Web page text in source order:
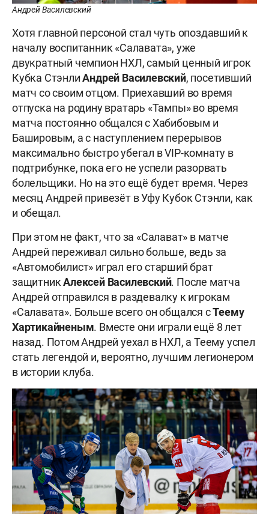
Андрей Василевский
Хотя главной персоной стал чуть опоздавший к
началу воспитанник «Салавата», уже
двукратный чемпион НХЛ, самый ценный игрок
Кубка СтэнлиАндрей Василевский, посетивший
матч со своим отцом. Приехавший во время
отпуска на родину вратарь «Тампы» во время
матча постоянно общался с Хабибовым и
Башировым, а с наступлением перерывов
максимально быстро убегал в VIP-комнату в
подтрибунке, пока его не успели разорвать
болельщики. Но на это ещё будет время. Через
месяц Андрей привезёт в Уфу Кубок Стэнли, как
и обещал.
При этом не факт, что за «Салават» в матче
Андрей переживал сильно больше, ведь за
«Автомобилист» играл его старший брат
защитникАлексей Василевский. После матча
Андрей отправился в раздевалку к игрокам
«Салавата». Больше всего он общался сТеему
Хартикайненым. Вместе они играли ещё 8 лет
назад. Потом Андрей уехал в НХЛ, а Теему успел
стать легендой и, вероятно, лучшим легионером
в истории клуба.